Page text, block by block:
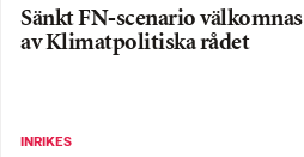
Sänkt FN-scenario välkomnas
av Klimatpolitiska rådet
INRIKES